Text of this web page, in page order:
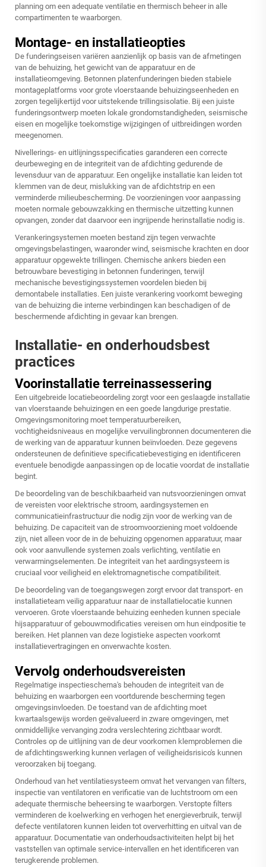
planning om een adequate ventilatie en thermisch beheer in alle
compartimenten te waarborgen.
Montage- en installatieopties
De funderingseisen variëren aanzienlijk op basis van de afmetingen
van de behuizing, het gewicht van de apparatuur en de
installatieomgeving. Betonnen platenfunderingen bieden stabiele
montageplatforms voor grote vloerstaande behuizingseenheden en
zorgen tegelijkertijd voor uitstekende trillingsisolatie. Bij een juiste
funderingsontwerp moeten lokale grondomstandigheden, seismische
eisen en mogelijke toekomstige wijzigingen of uitbreidingen worden
meegenomen.
Nivellerings- en uitlijningsspecificaties garanderen een correcte
deurbeweging en de integriteit van de afdichting gedurende de
levensduur van de apparatuur. Een ongelijke installatie kan leiden tot
klemmen van de deur, mislukking van de afdichtstrip en een
verminderde milieubescherming. De voorzieningen voor aanpassing
moeten normale gebouwzakking en thermische uitzetting kunnen
opvangen, zonder dat daarvoor een ingrijpende herinstallatie nodig is.
Verankeringsystemen moeten bestand zijn tegen verwachte
omgevingsbelastingen, waaronder wind, seismische krachten en door
apparatuur opgewekte trillingen. Chemische ankers bieden een
betrouwbare bevestiging in betonnen funderingen, terwijl
mechanische bevestigingssystemen voordelen bieden bij
demontabele installaties. Een juiste verankering voorkomt beweging
van de behuizing die interne verbindingen kan beschadigen of de
beschermende afdichting in gevaar kan brengen.
Installatie- en onderhoudsbest
practices
Voorinstallatie terreinassessering
Een uitgebreide locatiebeoordeling zorgt voor een geslaagde installatie
van vloerstaande behuizingen en een goede langdurige prestatie.
Omgevingsmonitoring moet temperatuurbereiken,
vochtigheidsniveaus en mogelijke vervuilingbronnen documenteren die
de werking van de apparatuur kunnen beïnvloeden. Deze gegevens
ondersteunen de definitieve specificatiebevestiging en identificeren
eventuele benodigde aanpassingen op de locatie voordat de installatie
begint.
De beoordeling van de beschikbaarheid van nutsvoorzieningen omvat
de vereisten voor elektrische stroom, aardingsystemen en
communicatieinfrastructuur die nodig zijn voor de werking van de
behuizing. De capaciteit van de stroomvoorziening moet voldoende
zijn, niet alleen voor de in de behuizing opgenomen apparatuur, maar
ook voor aanvullende systemen zoals verlichting, ventilatie en
verwarmingselementen. De integriteit van het aardingsysteem is
cruciaal voor veiligheid en elektromagnetische compatibiliteit.
De beoordeling van de toegangswegen zorgt ervoor dat transport- en
installatieteam veilig apparatuur naar de installatielocatie kunnen
vervoeren. Grote vloerstaande behuizing eenheden kunnen speciale
hijsapparatuur of gebouwmodificaties vereisen om hun eindpositie te
bereiken. Het plannen van deze logistieke aspecten voorkomt
installatievertragingen en onverwachte kosten.
Vervolg onderhoudsvereisten
Regelmatige inspectieschema's behouden de integriteit van de
behuizing en waarborgen een voortdurende bescherming tegen
omgevingsinvloeden. De toestand van de afdichting moet
kwartaalsgewijs worden geëvalueerd in zware omgevingen, met
onmiddellijke vervanging zodra verslechtering zichtbaar wordt.
Controles op de uitlijning van de deur voorkomen klemproblemen die
de afdichtingswerking kunnen verlagen of veiligheidsrisico's kunnen
veroorzaken bij toegang.
Onderhoud van het ventilatiesysteem omvat het vervangen van filters,
inspectie van ventilatoren en verificatie van de luchtstroom om een
adequate thermische beheersing te waarborgen. Verstopte filters
verminderen de koelwerking en verhogen het energieverbruik, terwijl
defecte ventilatoren kunnen leiden tot oververhitting en uitval van de
apparatuur. Documentatie van onderhoudsactiviteiten helpt bij het
vaststellen van optimale service-intervallen en het identificeren van
terugkerende problemen.